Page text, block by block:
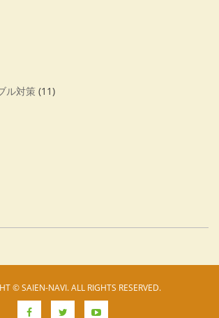
ル対策 (11)
© SAIEN-NAVI. ALL RIGHTS RESERVED.